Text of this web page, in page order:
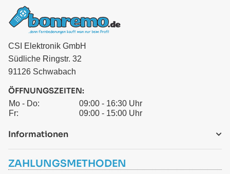
CSI Elektronik GmbH
Südliche Ringstr. 32
91126 Schwabach
ÖFFNUNGSZEITEN:
Mo - Do:
09:00 - 16:30 Uhr
Fr:
09:00 - 15:00 Uhr
Informationen
ZAHLUNGSMETHODEN